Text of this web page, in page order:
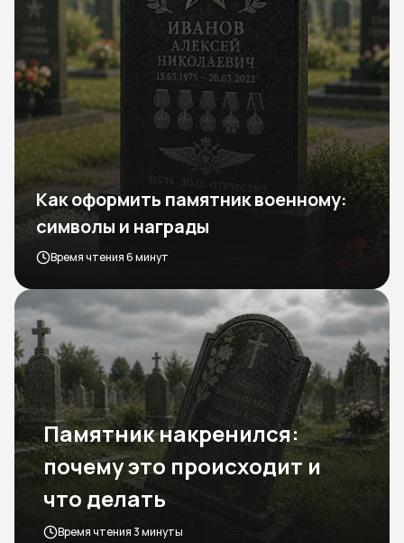
Как оформить памятник военному:
символы и награды
Время чтения 6 минут
Памятник накренился:
почему это происходит и
что делать
Время чтения 3 минуты